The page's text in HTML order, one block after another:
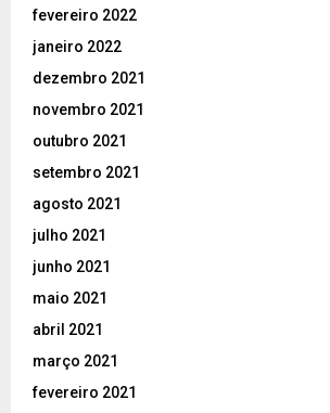
fevereiro 2022
janeiro 2022
dezembro 2021
novembro 2021
outubro 2021
setembro 2021
agosto 2021
julho 2021
junho 2021
maio 2021
abril 2021
março 2021
fevereiro 2021